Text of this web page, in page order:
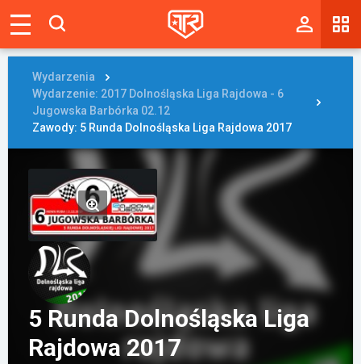
Tablica
Wyniki
Blogi
Galerie
Wydarzenia
Giełda
Ranking
Zaloguj się
Wydarzenia
Wydarzenie: 2017 Dolnośląska Liga Rajdowa - 6
Jugowska Barbórka 02.12
Zawody: 5 Runda Dolnośląska Liga Rajdowa 2017
5 Runda Dolnośląska Liga
Rajdowa 2017